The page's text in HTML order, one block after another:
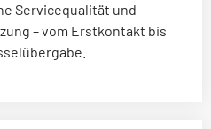
Servicequalität und
– vom Erstkontakt bis